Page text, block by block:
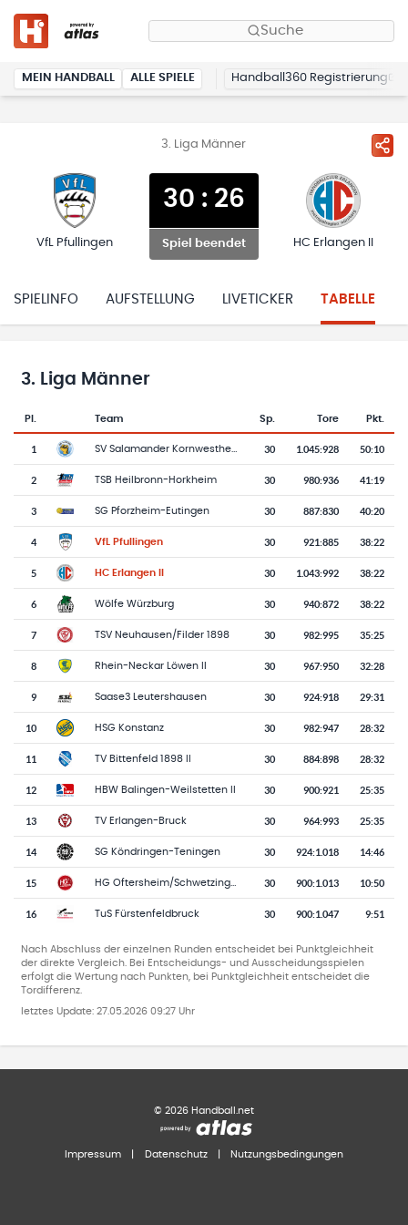
Suche
MEIN HANDBALL ALLE SPIELE Handball360 Registrierung
3. Liga Männer
VfL Pfullingen
30 : 26
Spiel beendet HC Erlangen II
SPIELINFO AUFSTELLUNG LIVETICKER TABELLE
3. Liga Männer
Tabelle mit Vereinsplatzierungen, Spielen, Toren und Punkten
Pl.
Team-Logo
Team Sp. Tore Pkt.
1 SV Salamander Kornwestheim 30 1.045:928 50:10
2 TSB Heilbronn-Horkheim 30 980:936 41:19
3 SG Pforzheim-Eutingen 30 887:830 40:20
4 VfL Pfullingen 30 921:885 38:22
5 HC Erlangen II 30 1.043:992 38:22
6 Wölfe Würzburg 30 940:872 38:22
7 TSV Neuhausen/Filder 1898 30 982:995 35:25
8 Rhein-Neckar Löwen II 30 967:950 32:28
9 Saase3 Leutershausen 30 924:918 29:31
10 HSG Konstanz 30 982:947 28:32
11 TV Bittenfeld 1898 II 30 884:898 28:32
12 HBW Balingen-Weilstetten II 30 900:921 25:35
13 TV Erlangen-Bruck 30 964:993 25:35
14 SG Köndringen-Teningen 30 924:1.018 14:46
15 HG Oftersheim/Schwetzingen 30 900:1.013 10:50
16 TuS Fürstenfeldbruck 30 900:1.047 9:51
Nach Abschluss der einzelnen Runden entscheidet bei Punktgleichheit
der direkte Vergleich. Bei Entscheidungs- und Ausscheidungsspielen
erfolgt die Wertung nach Punkten, bei Punktgleichheit entscheidet die
Tordifferenz.
letztes Update: 27.05.2026 09:27 Uhr
© 2026 Handball.net
Impressum Datenschutz Nutzungsbedingungen